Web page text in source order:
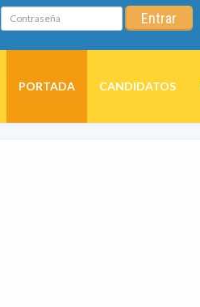
Contraseña Entrar
PORTADA CANDIDATOS